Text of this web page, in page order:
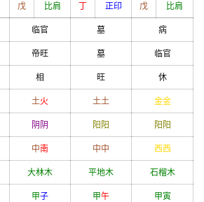
戊 比肩 丁 正印 戊 比肩
临官 墓 病
帝旺 墓 临官
相 旺 休
土火 土土 金金
阴 阴 阳 阳 阳 阳
中南 中中 西西
大林木 平地木 石榴木
甲子 甲午 甲寅